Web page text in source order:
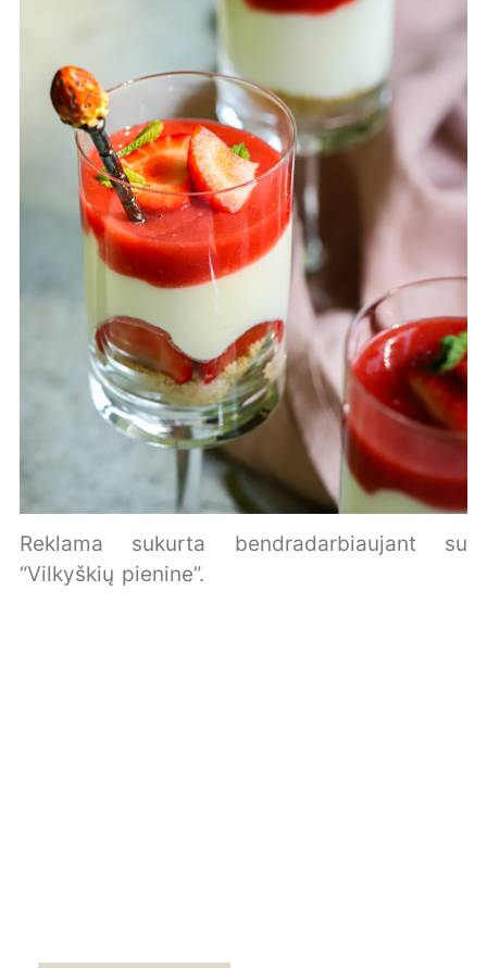
Reklama sukurta bendradarbiaujant su
“Vilkyškių pienine”.